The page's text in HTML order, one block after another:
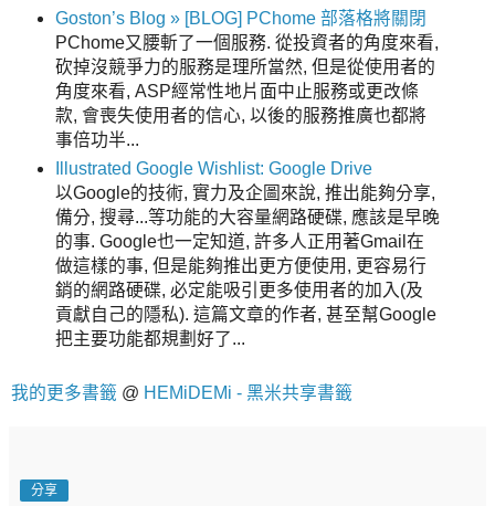
Goston’s Blog » [BLOG] PChome 部落格將關閉
PChome又腰斬了一個服務. 從投資者的角度來看,
砍掉沒競爭力的服務是理所當然, 但是從使用者的
角度來看, ASP經常性地片面中止服務或更改條
款, 會喪失使用者的信心, 以後的服務推廣也都將
事倍功半...
Illustrated Google Wishlist: Google Drive
以Google的技術, 實力及企圖來說, 推出能夠分享,
備分, 搜尋...等功能的大容量網路硬碟, 應該是早晚
的事. Google也一定知道, 許多人正用著Gmail在
做這樣的事, 但是能夠推出更方便使用, 更容易行
銷的網路硬碟, 必定能吸引更多使用者的加入(及
貢獻自己的隱私). 這篇文章的作者, 甚至幫Google
把主要功能都規劃好了...
我的更多書籤 @ HEMiDEMi - 黑米共享書籤
分享